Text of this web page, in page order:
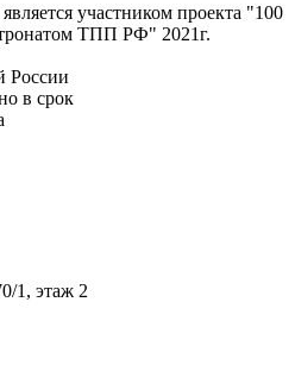
участником проекта "100
ТПП РФ" 2021г.
России
в срок
1, этаж 2